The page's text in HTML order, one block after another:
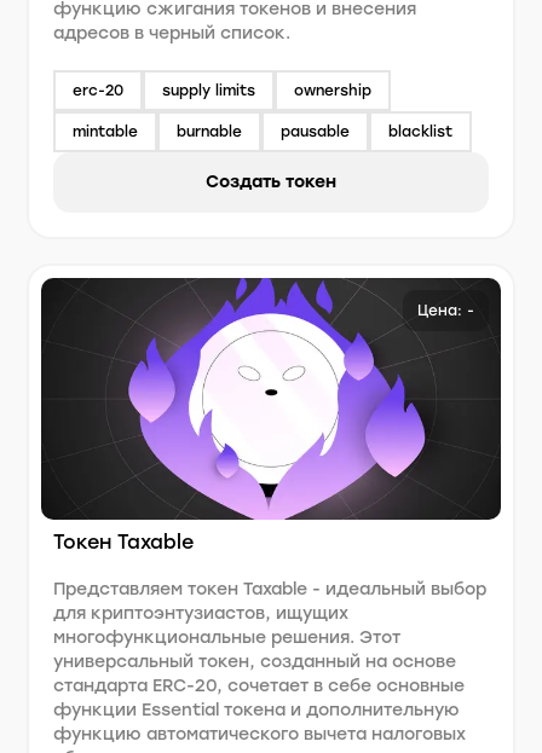
функцию сжигания токенов и внесения
адресов в черный список.
erc-20 supply limits ownership
mintable burnable pausable blacklist
Создать токен
Цена: -
Токен Taxable
Представляем токен Taxable - идеальный выбор
для криптоэнтузиастов, ищущих
многофункциональные решения. Этот
универсальный токен, созданный на основе
стандарта ERC-20, сочетает в себе основные
функции Essential токена и дополнительную
функцию автоматического вычета налоговых